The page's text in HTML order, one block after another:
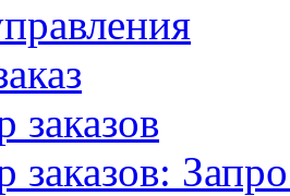
заказов
заказов: